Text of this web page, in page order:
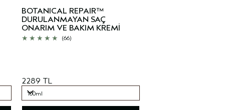
BOTANICAL REPAIR™
DURULANMAYAN SAÇ
ONARIM VE BAKIM KREMİ
(66)
2289 TL
100ml